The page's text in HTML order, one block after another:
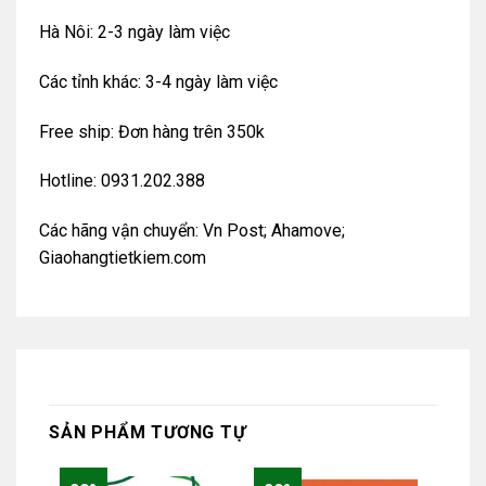
Hà Nôi: 2-3 ngày làm việc
Các tỉnh khác: 3-4 ngày làm việc
Free ship: Đơn hàng trên 350k
Hotline: 0931.202.388
Các hãng vận chuyển: Vn Post; Ahamove;
Giaohangtietkiem.com
SẢN PHẨM TƯƠNG TỰ